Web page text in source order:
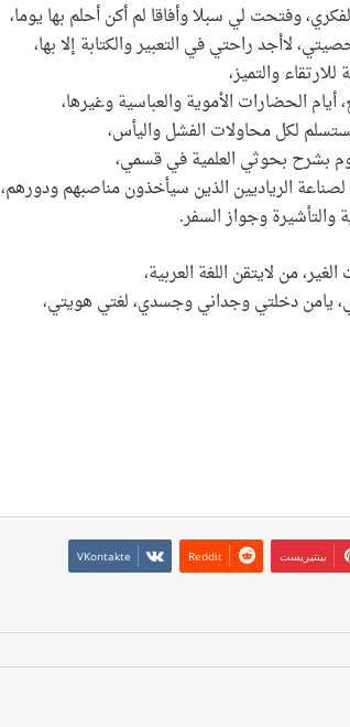
وفتحت لي سبلا وأفاقا لم أكن أحلم بها يوما،
لاأجد راحتي في التعبير والكتابة إلا بها،
والتميز،
الحضارات الأموية والعباسية وغيرها،
لكل محاولات الفشل واليأس،
بشرح بحوثي العلمية في قسمي،
الرياديين الذين سيأخذون مناصبهم ودورهم،
والتأشيرة وجواز السفر.
من لايتقن اللغة العربية،
يامن دخلتي وجداني وجسدي، لغتي هويتي،
بينتيريست